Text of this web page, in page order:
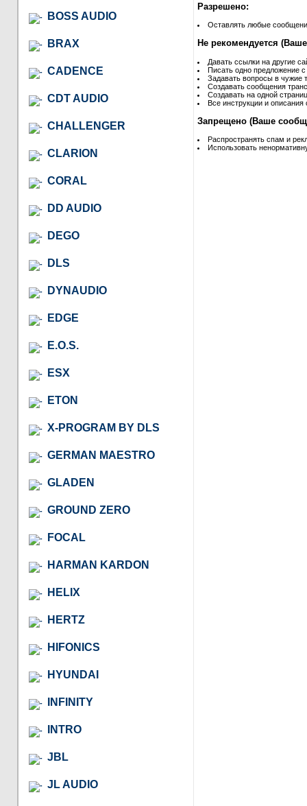
BOSS AUDIO
BRAX
CADENCE
CDT AUDIO
CHALLENGER
CLARION
CORAL
DD AUDIO
DEGO
DLS
DYNAUDIO
EDGE
E.O.S.
ESX
ETON
X-PROGRAM BY DLS
GERMAN MAESTRO
GLADEN
GROUND ZERO
FOCAL
HARMAN KARDON
HELIX
HERTZ
HIFONICS
HYUNDAI
INFINITY
INTRO
JBL
JL AUDIO
Разрешено:
Оставлять любые
Не рекомендуется
Давать ссылки на другие
Писать одно предложение
Задавать вопросы в чужие
Создавать сообщения
Создавать на одной
Все инструкции и описания
Запрещено (Ваше
Распространять спам и
Использовать